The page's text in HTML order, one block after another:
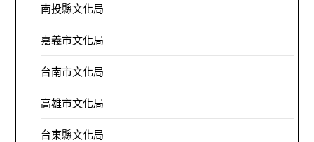
南投縣文化局
嘉義市文化局
台南市文化局
高雄市文化局
台東縣文化局